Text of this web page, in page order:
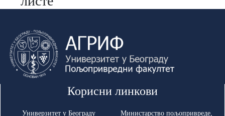
Корисни линкови
Универзитет у Београду Министарство пољопривреде,